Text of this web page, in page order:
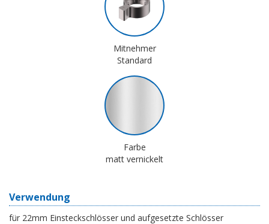
Mitnehmer
Standard
Farbe
matt vernickelt
Verwendung
für 22mm Einsteckschlösser und aufgesetzte Schlösser